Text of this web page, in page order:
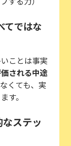
てではな
ことは事実
される中途
くても、実
す。
ステッ